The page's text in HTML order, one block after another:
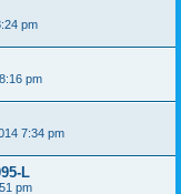
pm
pm
7:34 pm
L
pm